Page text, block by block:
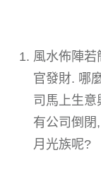
風水佈陣若
官發財. 哪
司馬上生意
有公司倒閉
月光族呢?